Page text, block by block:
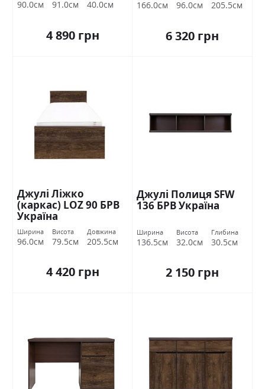
90.0см 91.0см 40.0см
4 890 грн
166.0см 96.0см 205.5см
6 320 грн
Джулі Ліжко
(каркас) LOZ 90 БРВ
Україна
Ширина
96.0см
Висота
79.5см
Довжина
205.5см
4 420 грн
Джулі Полиця SFW
136 БРВ Україна
Ширина
136.5см
Висота
32.0см
Глибина
30.5см
2 150 грн